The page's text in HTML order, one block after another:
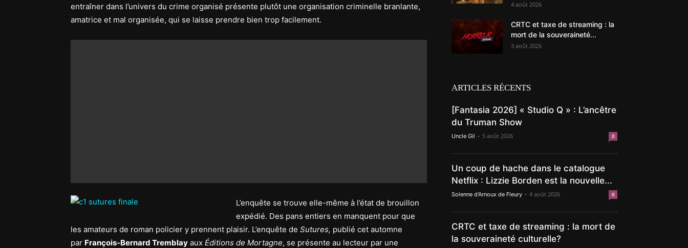
entraîner dans l’univers du crime organisé présente plutôt une organisation criminelle branlante,
amatrice et mal organisée, qui se laisse prendre bien trop facilement.
L’enquête se trouve elle-même à l’état de brouillon
expédié. Des pans entiers en manquent pour que
les amateurs de roman policier y prennent plaisir. L’enquête de Sutures, publié cet automne
par François-Bernard Tremblay aux Éditions de Mortagne, se présente au lecteur par une
4 août 2026
CRTC et taxe de streaming : la
mort de la souveraineté...
3 août 2026
ARTICLES RÉCENTS
[Fantasia 2026] « Studio Q » : L’ancêtre
du Truman Show
Uncle Gil - 5 août 2026 0
Un coup de hache dans le catalogue
Netflix : Lizzie Borden est la nouvelle...
Solenne d'Arnoux de Fleury - 4 août 2026 0
CRTC et taxe de streaming : la mort de
la souveraineté culturelle?